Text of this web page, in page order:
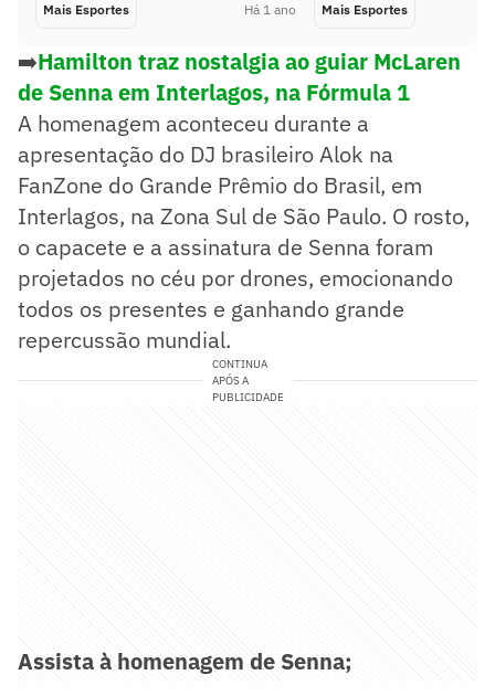
Mais Esportes Há 1 ano Mais Esportes
➡️Hamilton traz nostalgia ao guiar McLaren
de Senna em Interlagos, na Fórmula 1
A homenagem aconteceu durante a
apresentação do DJ brasileiro Alok na
FanZone do Grande Prêmio do Brasil, em
Interlagos, na Zona Sul de São Paulo. O rosto,
o capacete e a assinatura de Senna foram
projetados no céu por drones, emocionando
todos os presentes e ganhando grande
repercussão mundial.
CONTINUA
APÓS A
PUBLICIDADE
Assista à homenagem de Senna;